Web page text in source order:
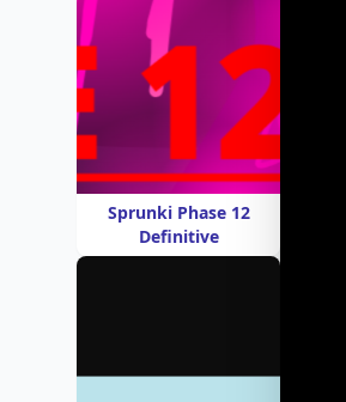
Sprunki Phase 12
Definitive